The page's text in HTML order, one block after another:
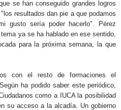
se han conseguido grandes logros
resultados dan pie a que podamos
gusto sería poder hacerlo". Pérez
ya se ha hablado en ese sentido,
para la próxima semana, la que
con el resto de formaciones el
ha podido saber este periódico,
como a IUCA la posibilidad
su acceso a la alcadía. Un gobierno